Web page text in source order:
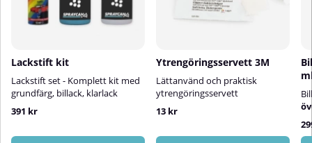
Lackstift kit
Lackstift set - Komplett kit med
grundfärg, billack, klarlack
391 kr
Ytrengöringsservett 3M
Lättanvänd och praktisk
ytrengöringsservett
13 kr